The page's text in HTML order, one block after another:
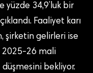
yüzde 34,9’luk bir
Faaliyet karı
şirketin gelirleri ise
2025-26 mali
düşmesini bekliyor.